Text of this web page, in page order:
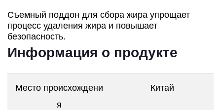
Съемный поддон для сбора жира упрощает
процесс удаления жира и повышает
безопасность.
Информация о продукте
Место происхождени
я
Китай